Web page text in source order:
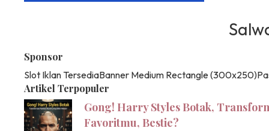
Sponsor
Slot Iklan TersediaBanner Medium Rectangle (300x250)
Artikel Terpopuler
Gong! Harry Styles Botak,
Favoritmu, Bestie?